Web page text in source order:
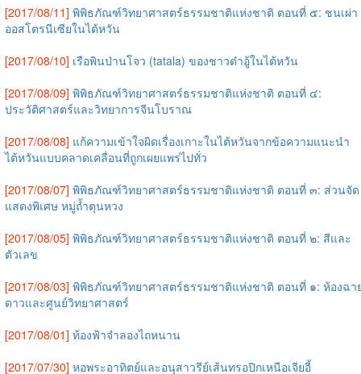
[2017/08/11] พิพิธภัณฑ์วิทยาศาสตร์ธรรมชาติแห่งชาติ ตอนที่ ๕: ชนเผ่า
ออสโตรนีเซียในไต้หวัน
[2017/08/10] เรือพินป่านโจว (tatala) ของชาวต๋าอู้ในไต้หวัน
[2017/08/09] พิพิธภัณฑ์วิทยาศาสตร์ธรรมชาติแห่งชาติ ตอนที่ ๔:
ประวัติศาสตร์และวิทยาการจีนโบราณ
[2017/08/08] แก้ความเข้าใจผิดเรื่องเกาะในไต้หวันจากข้อความแนะนำ
ไต้หวันแบบคลาดเคลื่อนที่ถูกเผยแพร่ไปทั่ว
[2017/08/07] พิพิธภัณฑ์วิทยาศาสตร์ธรรมชาติแห่งชาติ ตอนที่ ๓: ส่วนจัด
แสดงพิเศษ หมู่ถ้ำตุนหวง
[2017/08/05] พิพิธภัณฑ์วิทยาศาสตร์ธรรมชาติแห่งชาติ ตอนที่ ๒: สีและ
ตัวเลข
[2017/08/03] พิพิธภัณฑ์วิทยาศาสตร์ธรรมชาติแห่งชาติ ตอนที่ ๑: ห้องฉา
ดาวและศูนย์วิทยาศาสตร์
[2017/08/01] ท้องฟ้าจำลองไถหนาน
[2017/07/30] หอพระอาทิตย์และอนุสาวรีย์เส้นทรอปิกเหนือเจียอี้